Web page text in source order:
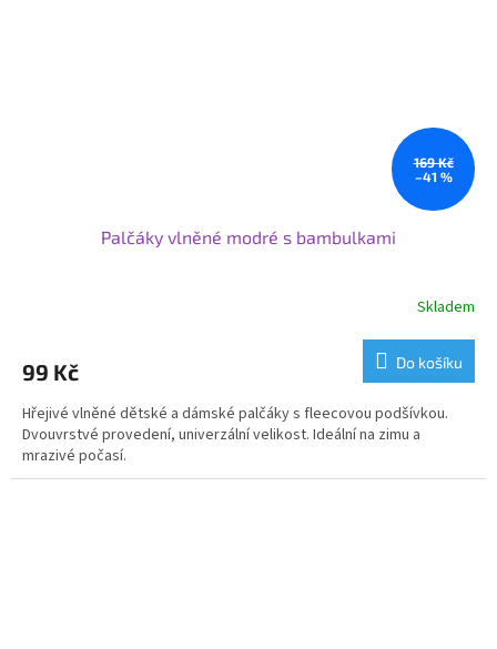
169 Kč
–41 %
Palčáky vlněné modré s bambulkami
Skladem
99 Kč Do košíku
Hřejivé vlněné dětské a dámské palčáky s fleecovou podšívkou.
Dvouvrstvé provedení, univerzální velikost. Ideální na zimu a
mrazivé počasí.